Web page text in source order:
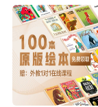
另外，儿童智
孩子具有出色
两三岁左右
了使他们视
色的图像学习